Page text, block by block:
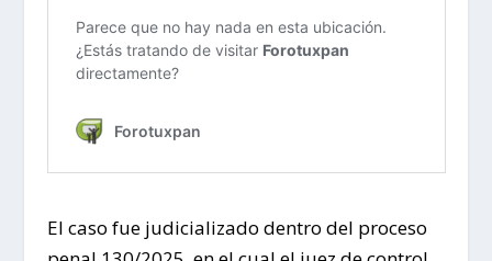
El caso fue judicializado dentro del proceso